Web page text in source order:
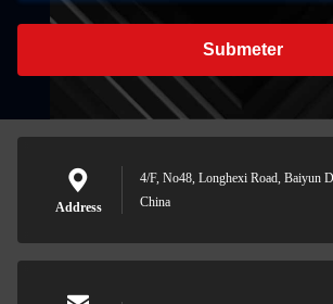
Submeter
Address
4/F, No48, Longhexi Road, Baiyun
China